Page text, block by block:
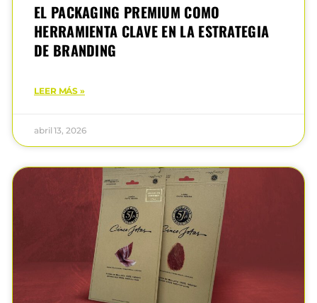
EL PACKAGING PREMIUM COMO
HERRAMIENTA CLAVE EN LA ESTRATEGIA
DE BRANDING
LEER MÁS »
abril 13, 2026